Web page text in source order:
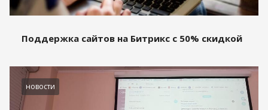
Поддержка сайтов на Битрикс с 50% скидкой
новости